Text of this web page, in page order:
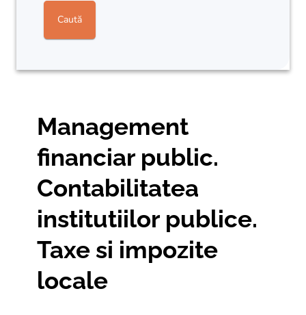
Caută
Management
financiar public.
Contabilitatea
institutiilor publice.
Taxe si impozite
locale